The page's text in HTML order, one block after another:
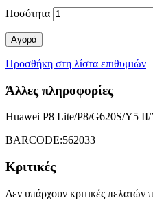
Ποσότητα
Αγορά
Προσθήκη στη λίστα επιθυμιών
Άλλες πληροφορίες
Huawei P8 Lite/P8/G620S/Y5
BARCODE:562033
Κριτικές
Δεν υπάρχουν κριτικές πελατών